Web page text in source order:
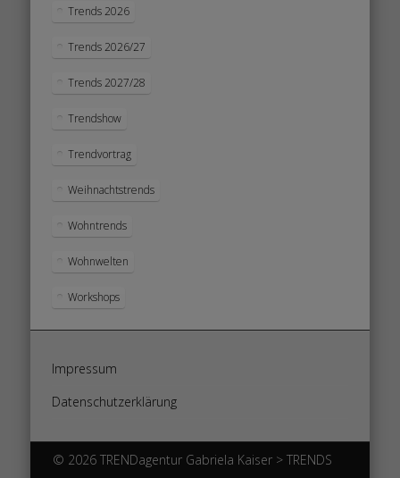
Trends 2026
Trends 2026/27
Trends 2027/28
Trendshow
Trendvortrag
Weihnachtstrends
Wohntrends
Wohnwelten
Workshops
Impressum
Datenschutzerklärung
© 2026 TRENDagentur Gabriela Kaiser > TRENDS